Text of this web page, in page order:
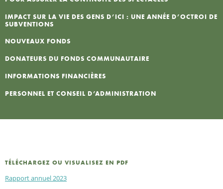
IMPACT SUR LA VIE DES GENS D’ICI : UNE ANNÉE D’OCTROI DE
SUBVENTIONS
NOUVEAUX FONDS
DONATEURS DU FONDS COMMUNAUTAIRE
INFORMATIONS FINANCIÈRES
PERSONNEL ET CONSEIL D’ADMINISTRATION
TÉLÉCHARGEZ OU VISUALISEZ EN PDF
Rapport annuel 2023